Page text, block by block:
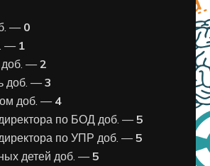
—0
— 1
доб. —2
доб. —3
доб. — 4
по БОД доб. —5
по УПР доб. —5
детей доб. —5